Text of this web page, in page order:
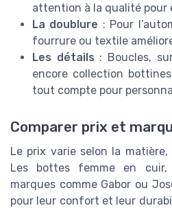
attention à la qualité pour
La doublure : Pour
fourrure ou textile
Les détails : Boucles,
encore collection
tout compte pour
Comparer prix et
Le prix varie selon la
Les bottes femme en
marques comme Gabor ou
pour leur confort et leur